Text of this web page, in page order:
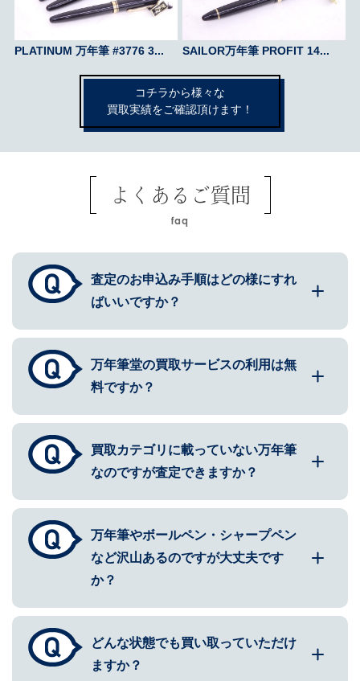
PLATINUM 万年筆 #3776 3... SAILOR万年筆 PROFIT 14...
コチラから様々な
買取実績をご確認頂けます！
よくあるご質問
faq
査定のお申込み手順はどの様にすれ
ばいいですか？
万年筆堂の買取サービスの利用は無
料ですか？
買取カテゴリに載っていない万年筆
なのですが査定できますか？
万年筆やボールペン・シャープペン
など沢山あるのですが大丈夫です
か？
どんな状態でも買い取っていただけ
ますか？